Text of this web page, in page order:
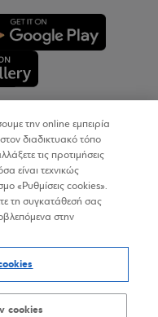
Τόπο
την online εμπειρία
διαδικτυακό τόπο
τις προτιμήσεις
είναι τεχνικώς
«Ρυθμίσεις cookies».
τη συγκατάθεσή σας
στην
cookies